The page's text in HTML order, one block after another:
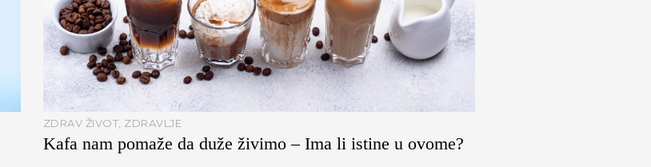
ZDRAV ŽIVOT, ZDRAVLJE
Kafa nam pomaže da duže živimo – Ima li istine u ovome?